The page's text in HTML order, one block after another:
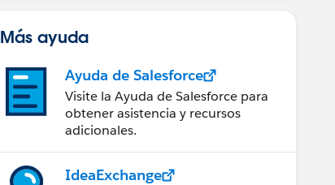
Más ayuda
Ayuda de Salesforce
Visite la Ayuda de Salesforce para
obtener asistencia y recursos
adicionales.
IdeaExchange